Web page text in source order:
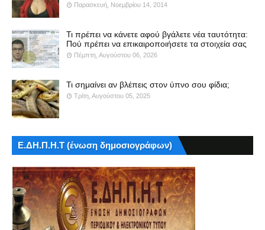
Παρασκευή, Νοεμβρίου 14, 2014
Τι πρέπει να κάνετε αφού βγάλετε νέα ταυτότητα:
Πού πρέπει να επικαιροποιήσετε τα στοιχεία σας
Πέμπτη, Αυγούστου 06, 2026
Τι σημαίνει αν βλέπεις στον ύπνο σου φίδια;
Τρίτη, Αυγούστου 05, 2025
Ε.ΔΗ.Π.Η.Τ (ένωση δημοσιογράφων)